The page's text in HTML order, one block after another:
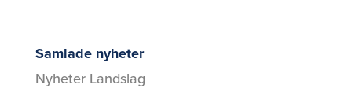
Samlade nyheter
Nyheter Landslag